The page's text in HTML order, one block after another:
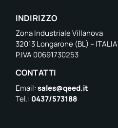
INDIRIZZO
Zona Industriale Villanova
32013 Longarone (BL) – ITALIA
P.IVA 00691730253
CONTATTI
Email:sales@qeed.it
Tel.: 0437/573188